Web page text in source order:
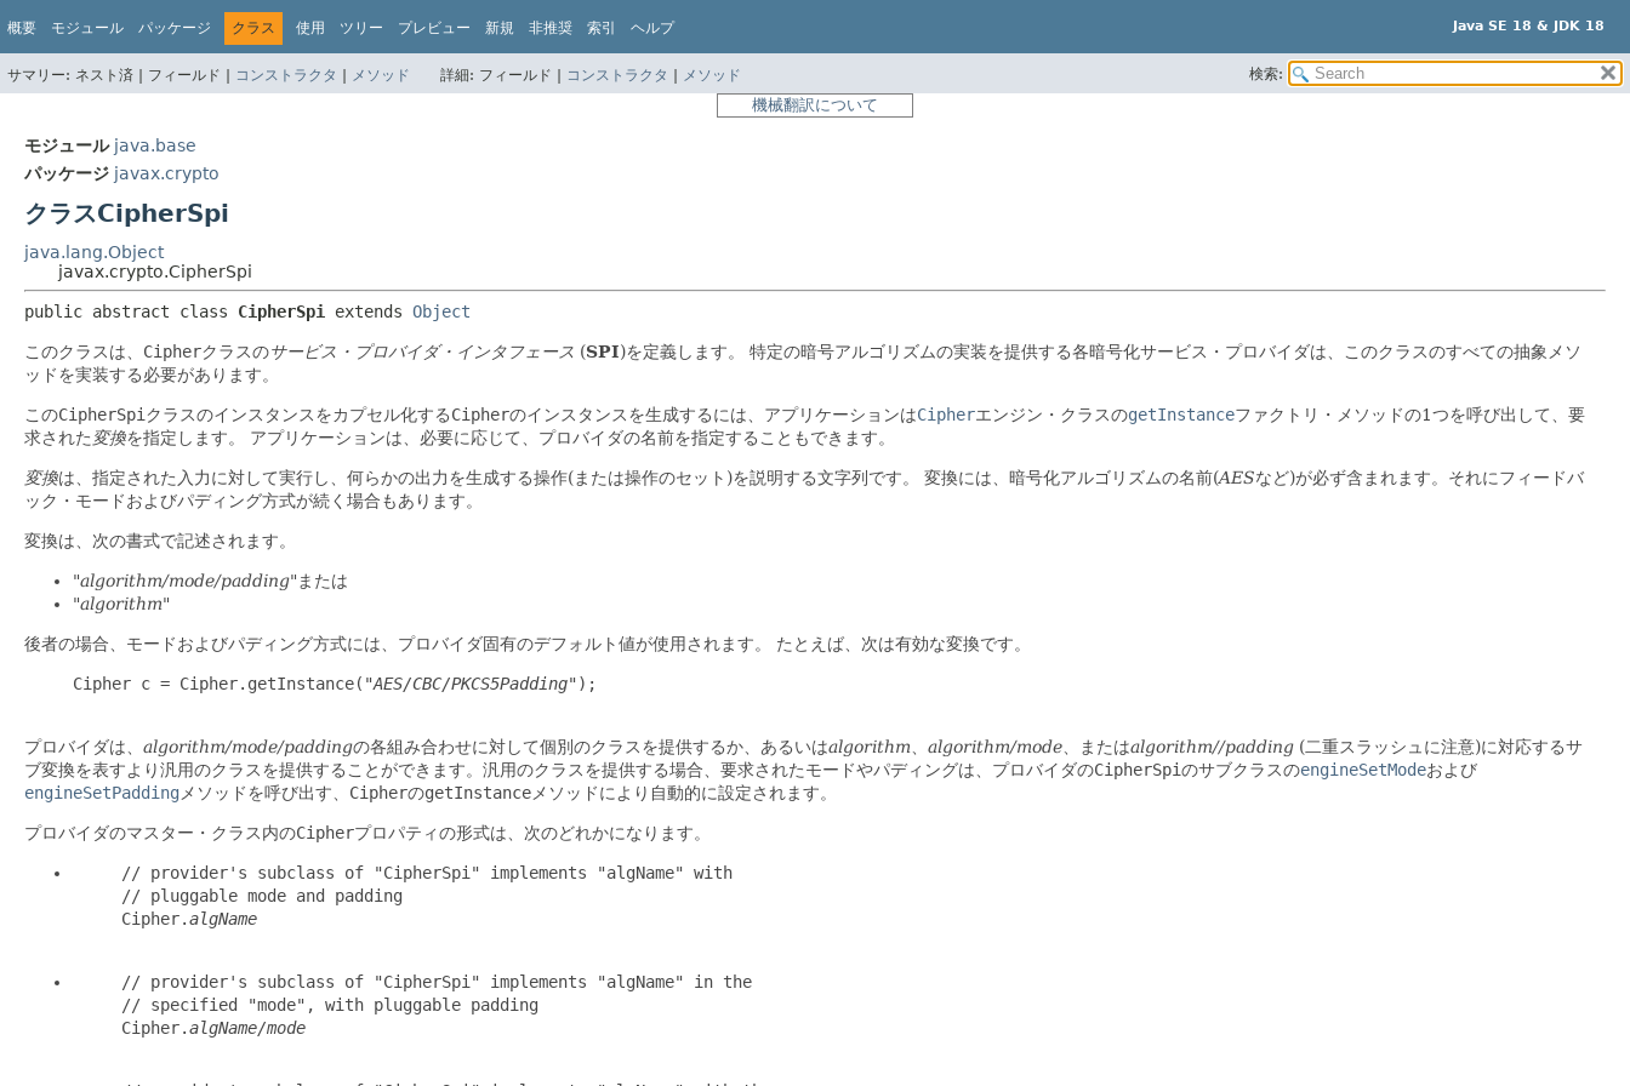
Java SE 18 & JDK 18
概要 モジュール パッケージ クラス 使用 ツリー プレビュー 新規 非推奨 索引 ヘルプ
サマリー: ネスト済 | フィールド | コンストラクタ | メソッド 詳細: フィールド | コンストラクタ | メソッド 検索:
機械翻訳について
モジュール java.base
パッケージ javax.crypto
クラスCipherSpi
java.lang.Object
javax.crypto.CipherSpi
public abstract class CipherSpi extends Object
このクラスは、 Cipherクラスのサービス・プロバイダ・インタフェース (SPI)を定義します。
特定の暗号アルゴリズムの実装を提供する各暗号化サービス・プロバイダは、このクラスのすべての抽象メソ
ッドを実装する必要があります。
このCipherSpi クラスのインスタンスをカプセル化するCipherのインスタンスを生成するには、アプリケーションはCipherエンジン・クラスのgetInstanceファクトリ・メソッドの1つを呼び出して、要
求された 変換を指定します。 アプリケーションは、必要に応じて、プロバイダの名前を指定することもできます。
変換は、指定された入力に対して実行し、何らかの出力を生成する操作(または操作のセット)を説明する文字列です。 変換には、暗号化アルゴリズムの名前(AESなど)が必ず含まれます。それにフィードバ
ック・モードおよびパディング方式が続く場合もあります。
変換は、次の書式で記述されます。
"algorithm/mode/padding"または
"algorithm"
後者の場合、モードおよびパディング方式には、プロバイダ固有のデフォルト値が使用されます。 たとえば、次は有効な変換です。
     Cipher c = Cipher.getInstance("
AES/CBC/PKCS5Padding");
プロバイダは、 algorithm/mode/paddingの各組み合わせに対して個別のクラスを提供するか、あるいはalgorithm algorithm/mode 、またはalgorithm//padding (二重スラッシュに注意)に対応するサ
ブ変換を表すより汎用のクラスを提供することができます。汎用のクラスを提供する場合、要求されたモードやパディングは、プロバイダのCipherSpiのサブクラスのengineSetModeおよび
engineSetPadding メソッドを呼び出す、 CipherのgetInstance メソッドにより自動的に設定されます。
プロバイダのマスター・クラス内のCipherプロパティの形式は、次のどれかになります。
     // provider's subclass of "CipherSpi" implements "algName" with
     // pluggable mode and padding
Cipher.algName
     // provider's subclass of "CipherSpi" implements "algName" in the
     // specified "mode", with pluggable padding
Cipher.algName/mode